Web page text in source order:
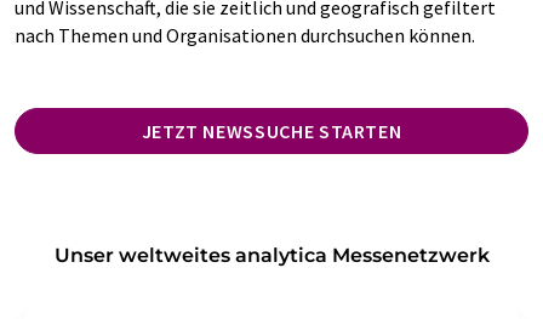
und Wissenschaft, die sie zeitlich und geografisch gefiltert
nach Themen und Organisationen durchsuchen können.
JETZT NEWSSUCHE STARTEN
Unser weltweites analytica Messenetzwerk